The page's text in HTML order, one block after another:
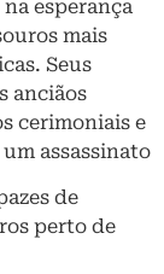
esperança
mais
Seus
anciãos
cerimoniais e
assassinato
de
perto de